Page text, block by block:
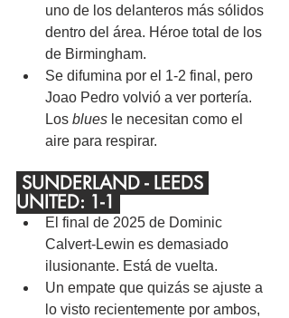
uno de los delanteros más sólidos
dentro del área. Héroe total de los
de Birmingham.
Se difumina por el 1-2 final, pero
Joao Pedro volvió a ver portería.
Los blues le necesitan como el
aire para respirar.
SUNDERLAND - LEEDS
UNITED: 1-1
El final de 2025 de Dominic
Calvert-Lewin es demasiado
ilusionante. Está de vuelta.
Un empate que quizás se ajuste a
lo visto recientemente por ambos,